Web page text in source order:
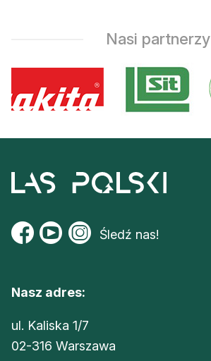
Nasi partnerzy
Śledź nas!
Nasz adres:
ul. Kaliska 1/7
02-316 Warszawa